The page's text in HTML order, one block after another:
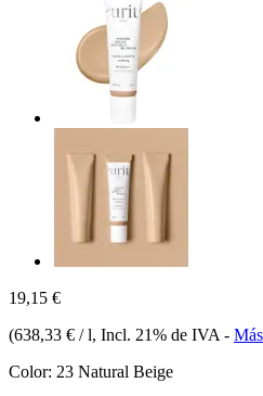
19,15 €
(638,33 € / l, Incl. 21% de IVA -
Color: 23 Natural Beige